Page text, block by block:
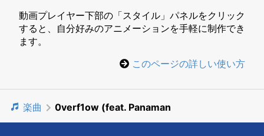
動画プレイヤー下部の「スタイル」パネルをクリック
すると、自分好みのアニメーションを手軽に制作でき
ます。
このページの詳しい使い方
楽曲 0verf1ow (feat. Panaman